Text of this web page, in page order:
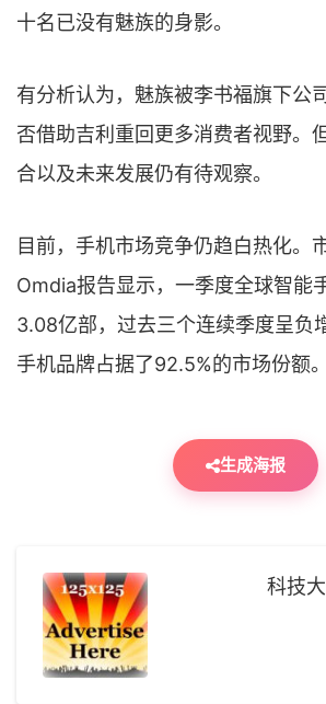
十名已没有魅族的身影。
有分析认为，魅族被李书福旗下公
否借助吉利重回更多消费者视野。
合以及未来发展仍有待观察。
目前，手机市场竞争仍趋白热化。
Omdia报告显示，一季度全球智能
3.08亿部，过去三个连续季度呈负
手机品牌占据了92.5%的市场份额。
生成海报
科技